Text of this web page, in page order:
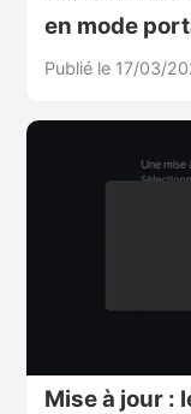
en mode
Publié le 17/03/
Mise à jour :